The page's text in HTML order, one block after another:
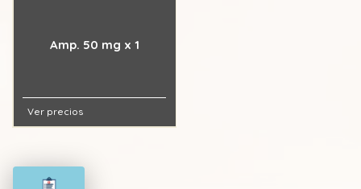
Amp. 50 mg x 1
Ver precios